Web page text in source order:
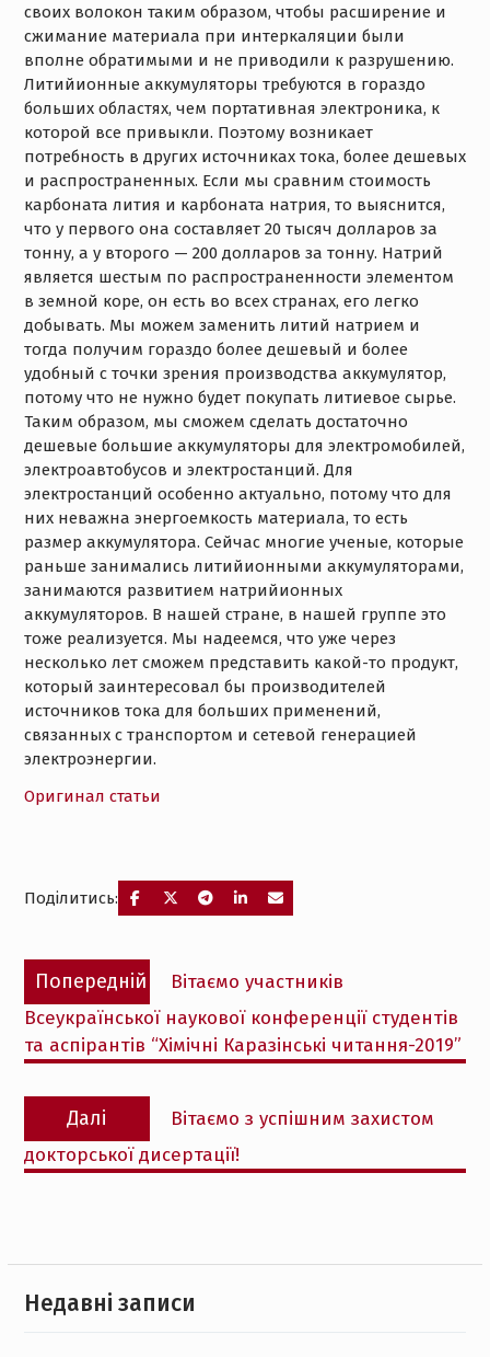
своих волокон таким образом, чтобы расширение и
сжимание материала при интеркаляции были
вполне обратимыми и не приводили к разрушению.
Литийионные аккумуляторы требуются в гораздо
больших областях, чем портативная электроника, к
которой все привыкли. Поэтому возникает
потребность в других источниках тока, более дешевых
и распространенных. Если мы сравним стоимость
карбоната лития и карбоната натрия, то выяснится,
что у первого она составляет 20 тысяч долларов за
тонну, а у второго — 200 долларов за тонну. Натрий
является шестым по распространенности элементом
в земной коре, он есть во всех странах, его легко
добывать. Мы можем заменить литий натрием и
тогда получим гораздо более дешевый и более
удобный с точки зрения производства аккумулятор,
потому что не нужно будет покупать литиевое сырье.
Таким образом, мы сможем сделать достаточно
дешевые большие аккумуляторы для электромобилей,
электроавтобусов и электростанций. Для
электростанций особенно актуально, потому что для
них неважна энергоемкость материала, то есть
размер аккумулятора. Сейчас многие ученые, которые
раньше занимались литийионными аккумуляторами,
занимаются развитием натрийионных
аккумуляторов. В нашей стране, в нашей группе это
тоже реализуется. Мы надеемся, что уже через
несколько лет сможем представить какой-то продукт,
который заинтересовал бы производителей
источников тока для больших применений,
связанных с транспортом и сетевой генерацией
электроэнергии.
Оригинал статьи
Поділитись:
Навігація
записів
Попередній
Попередній
Вітаємо участників
Всеукраїнської наукової конференції студентів
та аспірантів “Хімічні Каразінські читання-2019”
Далі
Наступний
Вітаємо з успішним захистом
докторської дисертації!
Недавні записи